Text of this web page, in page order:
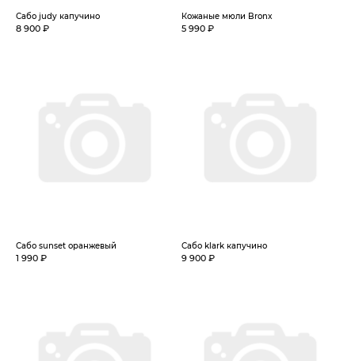
Сабо judy капучино
8 900 ₽
Кожаные мюли Bronx
5 990 ₽
Сабо sunset оранжевый
1 990 ₽
Сабо klark капучино
9 900 ₽